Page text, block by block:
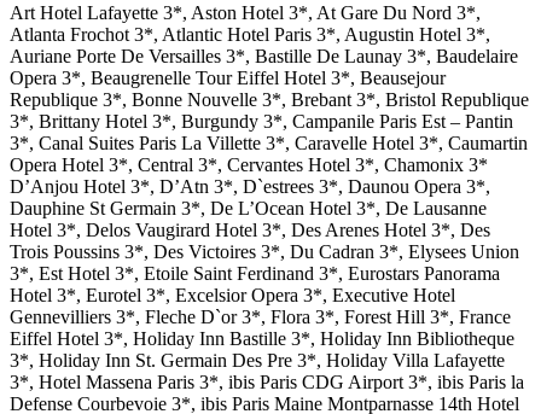
Art Hotel Lafayette 3*, Aston Hotel 3*, At Gare Du Nord 3*,
Atlanta Frochot 3*, Atlantic Hotel Paris 3*, Augustin Hotel 3*,
Auriane Porte De Versailles 3*, Bastille De Launay 3*, Baudelaire
Opera 3*, Beaugrenelle Tour Eiffel Hotel 3*, Beausejour
Republique 3*, Bonne Nouvelle 3*, Brebant 3*, Bristol Republique
3*, Brittany Hotel 3*, Burgundy 3*, Campanile Paris Est – Pantin
3*, Canal Suites Paris La Villette 3*, Caravelle Hotel 3*, Caumartin
Opera Hotel 3*, Central 3*, Cervantes Hotel 3*, Chamonix 3*
D’Anjou Hotel 3*, D’Atn 3*, D`estrees 3*, Daunou Opera 3*,
Dauphine St Germain 3*, De L’Ocean Hotel 3*, De Lausanne
Hotel 3*, Delos Vaugirard Hotel 3*, Des Arenes Hotel 3*, Des
Trois Poussins 3*, Des Victoires 3*, Du Cadran 3*, Elysees Union
3*, Est Hotel 3*, Etoile Saint Ferdinand 3*, Eurostars Panorama
Hotel 3*, Eurotel 3*, Excelsior Opera 3*, Executive Hotel
Gennevilliers 3*, Fleche D`or 3*, Flora 3*, Forest Hill 3*, France
Eiffel Hotel 3*, Holiday Inn Bastille 3*, Holiday Inn Bibliotheque
3*, Holiday Inn St. Germain Des Pre 3*, Holiday Villa Lafayette
3*, Hotel Massena Paris 3*, ibis Paris CDG Airport 3*, ibis Paris la
Defense Courbevoie 3*, ibis Paris Maine Montparnasse 14th Hotel